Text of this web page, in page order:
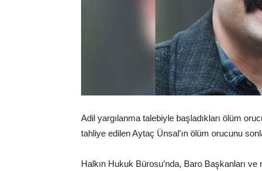
Adil yargılanma talebiyle başladıkları ölüm
tahliye edilen Aytaç Ünsal’ın ölüm orucunu
Halkın Hukuk Bürosu’nda, Baro Başkanları ve